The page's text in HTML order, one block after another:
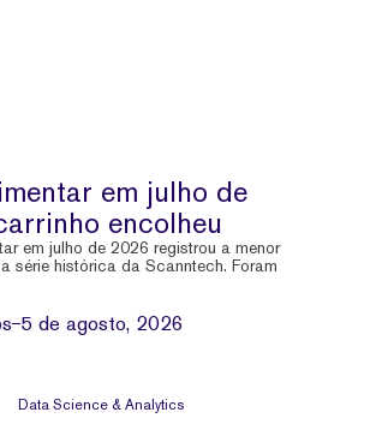
em julho de
encolheu
em julho de 2026 registrou a menor
série histórica da Scanntech. Foram
5 de agosto, 2026
Data Science & Analytics